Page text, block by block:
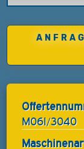
M06I/3040